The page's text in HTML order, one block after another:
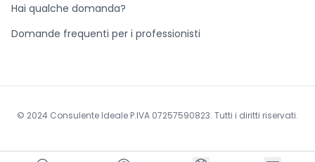
Hai qualche domanda?
Domande frequenti per i professionisti
© 2024 Consulente Ideale P.IVA 07257590823. Tutti i diritti riservati.